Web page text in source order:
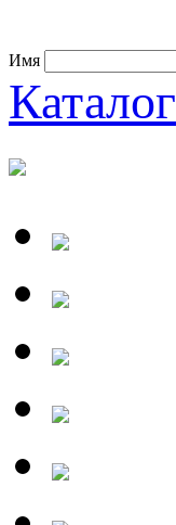
Имя
Каталог